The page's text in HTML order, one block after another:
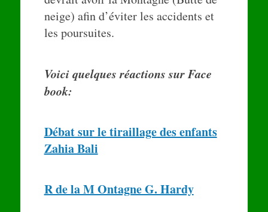
neige) afin d’éviter les accidents et
les poursuites.
Voici quelques réactions sur Face
book:
Débat sur le tiraillage des enfants
Zahia Bali
R de la M Ontagne G. Hardy